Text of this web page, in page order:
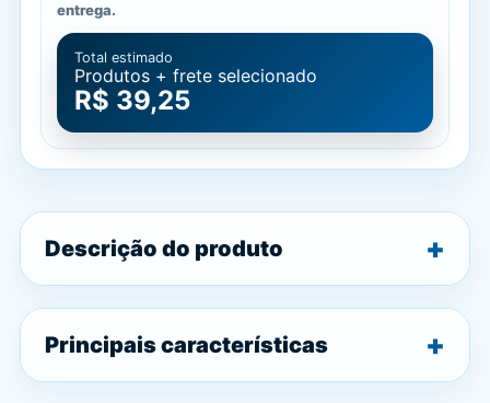
entrega.
Total estimado
Produtos + frete selecionado
R$ 39,25
Descrição do produto
Principais características